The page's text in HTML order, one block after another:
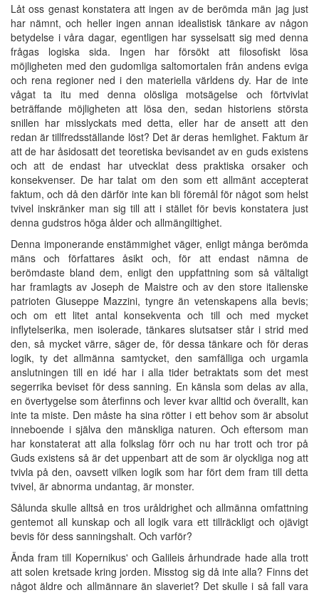
Låt oss genast konstatera att ingen av de berömda män jag just
har nämnt, och heller ingen annan idealistisk tänkare av någon
betydelse i våra dagar, egentligen har sysselsatt sig med denna
frågas logiska sida. Ingen har försökt att filosofiskt lösa
möjligheten med den gudomliga saltomortalen från andens eviga
och rena regioner ned i den materiella världens dy. Har de inte
vågat ta itu med denna olösliga motsägelse och förtvivlat
beträffande möjligheten att lösa den, sedan historiens största
snillen har misslyckats med detta, eller har de ansett att den
redan är tillfredsställande löst? Det är deras hemlighet. Faktum är
att de har åsidosatt det teoretiska bevisandet av en guds existens
och att de endast har utvecklat dess praktiska orsaker och
konsekvenser. De har talat om den som ett allmänt accepterat
faktum, och då den därför inte kan bli föremål för något som helst
tvivel inskränker man sig till att i stället för bevis konstatera just
denna gudstros höga ålder och allmängiltighet.
Denna imponerande enstämmighet väger, enligt många berömda
mäns och författares åsikt och, för att endast nämna de
berömdaste bland dem, enligt den uppfattning som så vältaligt
har framlagts av Joseph de Maistre och av den store italienske
patrioten Giuseppe Mazzini, tyngre än vetenskapens alla bevis;
och om ett litet antal konsekventa och till och med mycket
inflytelserika, men isolerade, tänkares slutsatser står i strid med
den, så mycket värre, säger de, för dessa tänkare och för deras
logik, ty det allmänna samtycket, den samfälliga och urgamla
anslutningen till en idé har i alla tider betraktats som det mest
segerrika beviset för dess sanning. En känsla som delas av alla,
en övertygelse som återfinns och lever kvar alltid och överallt, kan
inte ta miste. Den måste ha sina rötter i ett behov som är absolut
inneboende i själva den mänskliga naturen. Och eftersom man
har konstaterat att alla folkslag förr och nu har trott och tror på
Guds existens så är det uppenbart att de som är olyckliga nog att
tvivla på den, oavsett vilken logik som har fört dem fram till detta
tvivel, är abnorma undantag, är monster.
Sålunda skulle alltså en tros uråldrighet och allmänna omfattning
gentemot all kunskap och all logik vara ett tillräckligt och ojävigt
bevis för dess sanningshalt. Och varför?
Ända fram till Kopernikus' och Galileis århundrade hade alla trott
att solen kretsade kring jorden. Misstog sig då inte alla? Finns det
något äldre och allmännare än slaveriet? Det skulle i så fall vara